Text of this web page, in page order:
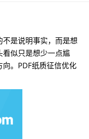
是说明事实，而是想
似只是想少一点尴
。PDF纸质征信优化